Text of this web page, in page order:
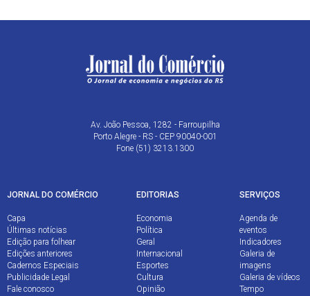
Av. João Pessoa, 1282 - Farroupilha
Porto Alegre - RS - CEP 90040-001
Fone (51) 3213.1300
JORNAL DO COMÉRCIO
Capa
Últimas notícias
Edição para folhear
Edições anteriores
Cadernos Especiais
Publicidade Legal
Fale conosco
EDITORIAS
Economia
Política
Geral
Internacional
Esportes
Cultura
Opinião
SERVIÇOS
Agenda de
eventos
Indicadores
Galeria de
imagens
Galeria de vídeos
Tempo